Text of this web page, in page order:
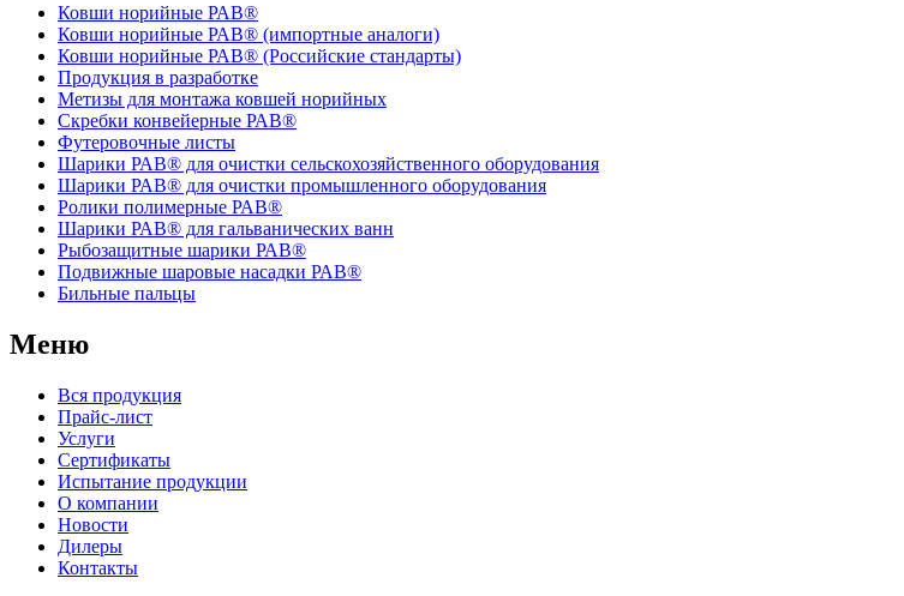
Ковши норийные РАВ®
Ковши норийные РАВ® (импортные аналоги)
Ковши норийные РАВ® (Российские стандарты)
Продукция в разработке
Метизы для монтажа ковшей норийных
Скребки конвейерные РАВ®
Футеровочные листы
Шарики РАВ® для очистки сельскохозяйственного оборудования
Шарики РАВ® для очистки промышленного оборудования
Ролики полимерные РАВ®
Шарики РАВ® для гальванических ванн
Рыбозащитные шарики РАВ®
Подвижные шаровые насадки РАВ®
Бильные пальцы
Меню
Вся продукция
Прайс-лист
Услуги
Сертификаты
Испытание продукции
О компании
Новости
Дилеры
Контакты